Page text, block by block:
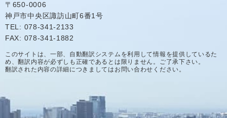
〒650-0006
神戸市中央区諏訪山町6番1号
TEL: 078-341-2133
FAX: 078-341-1882
このサイトは、一部、自動翻訳システムを利用して情報を提供しているた
め、翻訳内容が必ずしも正確であるとは限りません。ご了承下さい。
翻訳された内容の詳細につきましてはお問い合わせください。